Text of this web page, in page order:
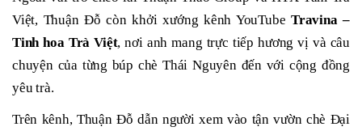
Việt, Thuận Đỗ còn khởi xướng kênh YouTube Travina –
Tinh hoa Trà Việt, nơi anh mang trực tiếp hương vị và câu
chuyện của từng búp chè Thái Nguyên đến với cộng đồng
yêu trà.
Trên kênh, Thuận Đỗ dẫn người xem vào tận vườn chè Đại